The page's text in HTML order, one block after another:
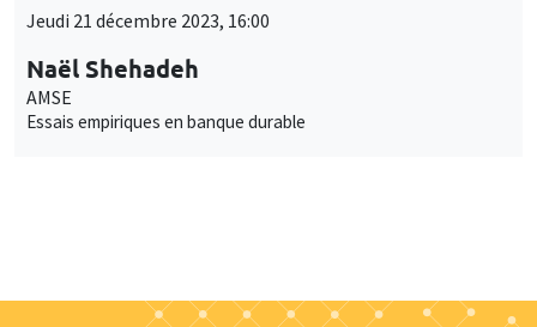
Jeudi 21 décembre 2023, 16:00
Naël Shehadeh
AMSE
Essais empiriques en banque durable